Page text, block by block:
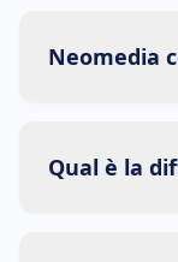
Neomedia
Qual è la